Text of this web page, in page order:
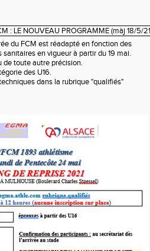
du FCM est réadapté en fonction des
en vigueur à partir du 19 mai.
toute autre précision.
des U16.
dans la rubrique "qualifiés"